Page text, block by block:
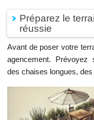
Préparez le
réussie
Avant de poser votre
agencement. Prévoyez
des chaises longues,